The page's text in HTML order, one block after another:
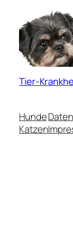
Tier-
Hunde
Katzen